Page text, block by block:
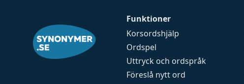
Funktioner
Korsordshjälp
Ordspel
Uttryck och ordspråk
Föreslå nytt ord